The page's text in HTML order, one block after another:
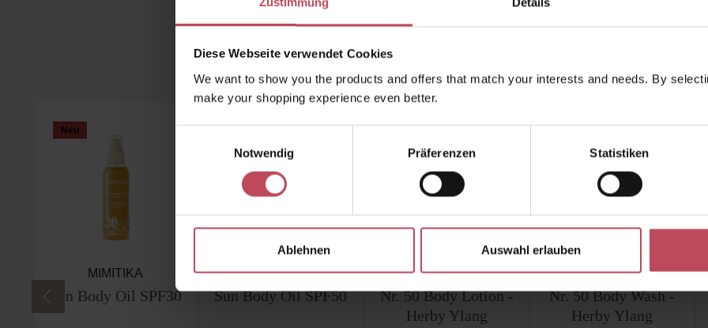
Diese Webseite verwendet Cookies
We want to show you the products and offers that match your interests and needs. By
make your shopping experience even better.
Notwendig
Präferenzen Statistiken
Ablehnen Auswahl erlauben
Ähnliche Produkte
Neu
MIMITIKA
Sun Body Oil SPF30
MIMITIKA
Sun Body Oil SPF50
BRUNS Products
Nr. 50 Body Lotion -
Herby Ylang
BRUNS Products
Nr. 50 Body Wash -
Herby Ylang